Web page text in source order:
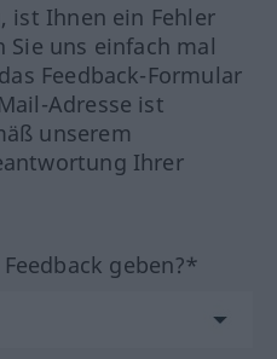
ist Ihnen ein Fehler
uns einfach mal
Feedback-Formular
Adresse ist
unserem
Ihrer
geben?*